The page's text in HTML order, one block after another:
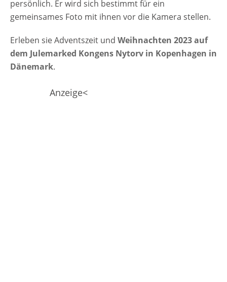
persönlich. Er wird sich bestimmt für ein
gemeinsames Foto mit ihnen vor die Kamera stellen.
Erleben sie Adventszeit und Weihnachten 2023 auf
dem Julemarked Kongens Nytorv in Kopenhagen in
Dänemark.
Anzeige<